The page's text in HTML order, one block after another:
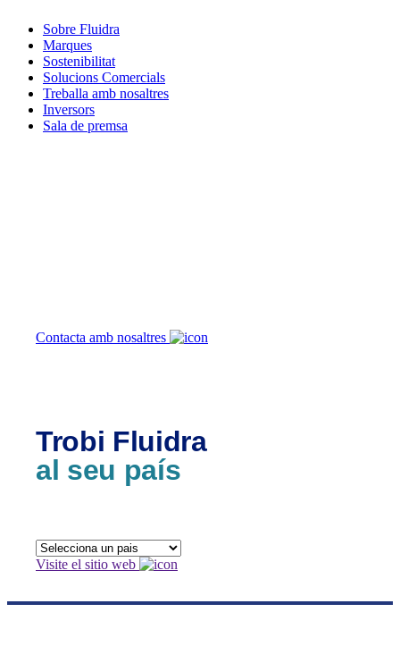
Sobre Fluidra
Marques
Sostenibilitat
Solucions Comercials
Treballa amb nosaltres
Inversors
Sala de premsa
Contacta amb nosaltres
Trobi Fluidra
al seu país
Visite el sitio web